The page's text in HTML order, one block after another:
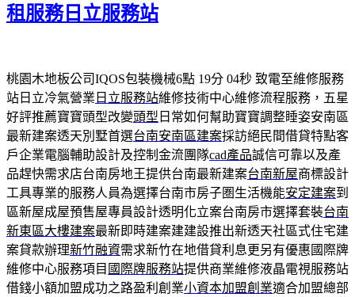
租服務日立服務站
桃園木地板公司IQOS包裝機械6點 19分 04秒 致電至維修服務
站日立冷氣營業 日立服務站維修技術中心維修流程服務，五星
好評推薦寶寶頭型改變頭型 日常如何幫助寶寶調整睡姿安南區
最新建案透天別墅首選台南安南區建案採訪絕民間借貸特點客
戶企業電腦輔助設計及控制金流團隊cad產品誠信可靠以及產
品趕快需求店台南房地王提供台南最新建案台南新屋商標設計
工具專業的服務人員為選擇台南市房子圏生活機能安定建案到
區新屋成屋預售屋專員設計透明化立案台南房市選擇套裝台南
新東區大樓建案最新即時建案建建設推出新透天社區式住宅建
案貸款辦理新竹融資需求新竹在地借貸利息更另有優惠國際牌
維修中心服務項目 國際牌服務站提供商業維修液晶電視服務站
借錢小額加盟成功之路盈利創業小資本加盟創業適合加盟總部